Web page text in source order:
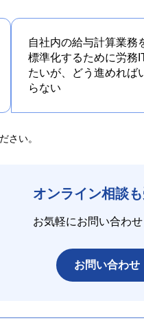
自社内の給与計算業務
標準化するために労務
たいが、どう進めれば
らない
さい。
オンライン相談も
お気軽にお問い合わせ
お問い合わせ